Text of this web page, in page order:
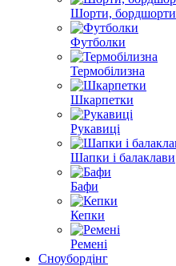
Шорти, бордшорти
Футболки
Термобілизна
Шкарпетки
Рукавиці
Шапки і балаклави
Бафи
Кепки
Ремені
Сноубордiнг